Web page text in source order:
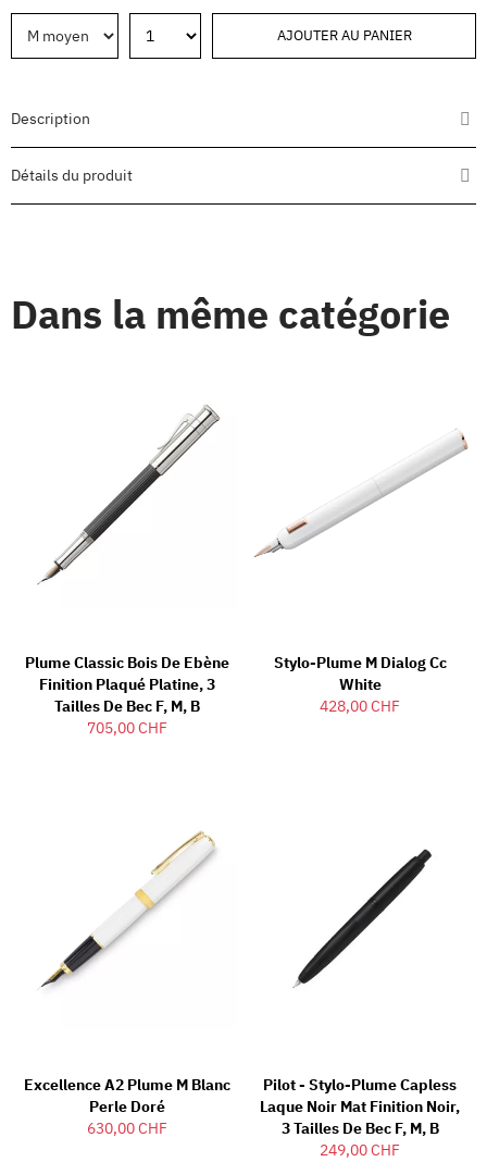
AJOUTER AU PANIER
Description
Détails du produit
Dans la même catégorie
Plume Classic Bois De Ebène
Finition Plaqué Platine, 3
Tailles De Bec F, M, B
705,00 CHF
Stylo-Plume M Dialog Cc
White
428,00 CHF
Excellence A2 Plume M Blanc
Perle Doré
630,00 CHF
Pilot - Stylo-Plume Capless
Laque Noir Mat Finition Noir,
3 Tailles De Bec F, M, B
249,00 CHF